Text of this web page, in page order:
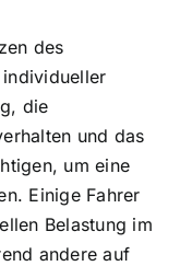
des
individueller
die
und das
um eine
Einige Fahrer
Belastung im
andere auf